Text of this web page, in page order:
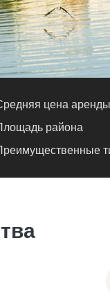
цена аренды
района